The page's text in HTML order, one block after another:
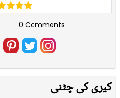
0 Comments
کیری کی چٹنی